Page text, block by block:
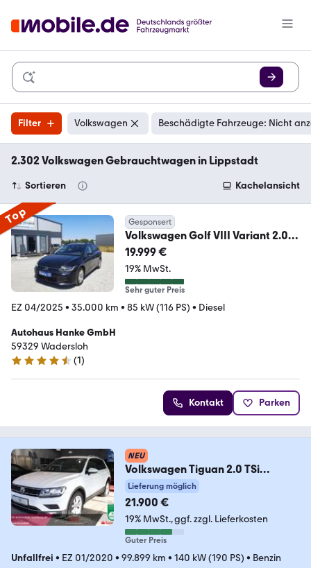
Filter Volkswagen Beschädigte Fahrzeuge: Nicht
2.302 Volkswagen Gebrauchtwagen in Lippstadt
Sortieren Kachelansicht
Top Gesponsert
Volkswagen Golf VIII Variant 2.0
TDI *BEHEIZBARES LENKRAD*
19.999 €
19% MwSt.
Sehr guter Preis
EZ 04/2025 • 35.000 km • 85 kW (116 PS) • Diesel
Autohaus Hanke GmbH
59329 Wadersloh
4.3 Sterne
(1)
Kontakt Parken
NEU
Volkswagen Tiguan 2.0 TSi
4Motion Standheizung*
Lieferung möglich
21.900 €
19% MwSt. ggf. zzgl. Lieferkosten
Guter Preis
Unfallfrei • EZ 01/2020 • 99.899 km • 140 kW (190 PS) • Benzin